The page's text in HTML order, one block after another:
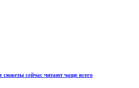
сюжеты сейчас читают чаще всего